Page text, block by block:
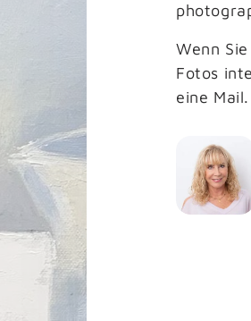
Wenn
Fotos
eine Mail.